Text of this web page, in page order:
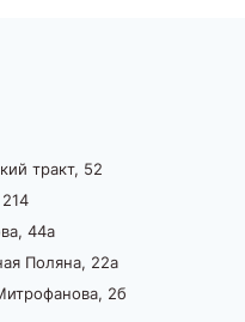
тракт, 52
44а
Поляна, 22а
2б